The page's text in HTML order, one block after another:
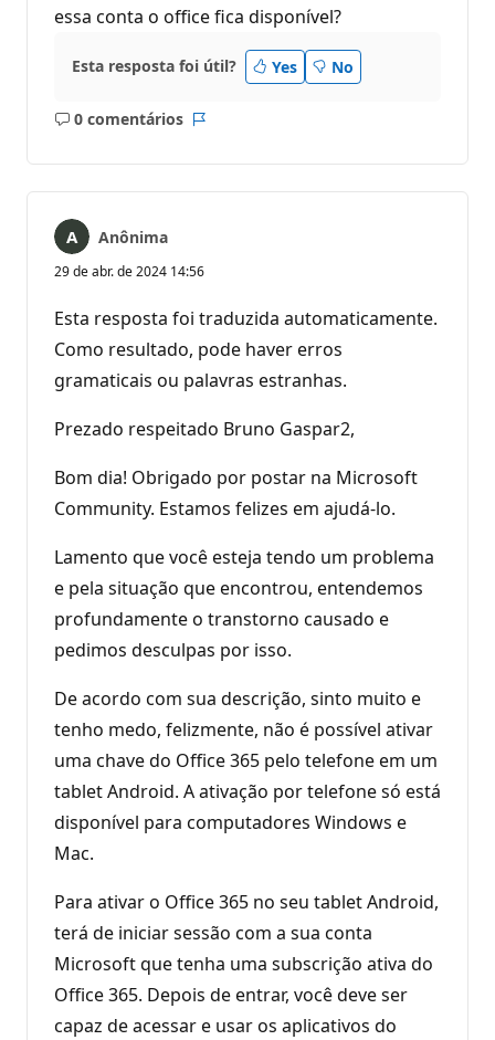
essa conta o office fica disponível?
Esta resposta foi útil? Yes No
0 comentários
Sem
Anônima
29 de abr. de 2024 14:56
Esta resposta foi traduzida automaticamente.
Como resultado, pode haver erros
gramaticais ou palavras estranhas.
Prezado respeitado Bruno Gaspar2,
Bom dia! Obrigado por postar na Microsoft
Community. Estamos felizes em ajudá-lo.
Lamento que você esteja tendo um problema
e pela situação que encontrou, entendemos
profundamente o transtorno causado e
pedimos desculpas por isso.
De acordo com sua descrição, sinto muito e
tenho medo, felizmente, não é possível ativar
uma chave do Office 365 pelo telefone em um
tablet Android. A ativação por telefone só está
disponível para computadores Windows e
Mac.
Para ativar o Office 365 no seu tablet Android,
terá de iniciar sessão com a sua conta
Microsoft que tenha uma subscrição ativa do
Office 365. Depois de entrar, você deve ser
capaz de acessar e usar os aplicativos do